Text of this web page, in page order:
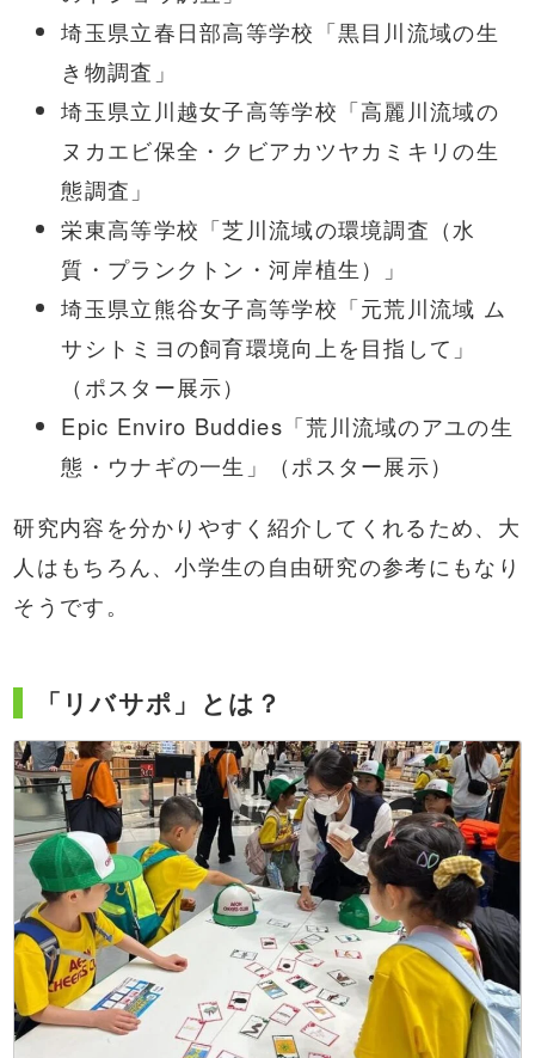
埼玉県立春日部高等学校「黒目川流域の生
き物調査」
埼玉県立川越女子高等学校「高麗川流域の
ヌカエビ保全・クビアカツヤカミキリの生
態調査」
栄東高等学校「芝川流域の環境調査（水
質・プランクトン・河岸植生）」
埼玉県立熊谷女子高等学校「元荒川流域 ム
サシトミヨの飼育環境向上を目指して」
（ポスター展示）
Epic Enviro Buddies「荒川流域のアユの生
態・ウナギの一生」（ポスター展示）
研究内容を分かりやすく紹介してくれるため、大
人はもちろん、小学生の自由研究の参考にもなり
そうです。
「リバサポ」とは？